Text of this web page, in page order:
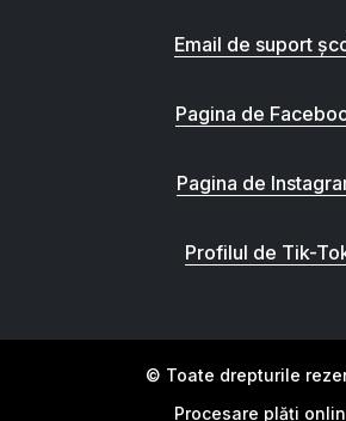
Email de suport
Pagina de
Pagina de
Profilul de Tik-
© Toate drepturile
Procesare plăți